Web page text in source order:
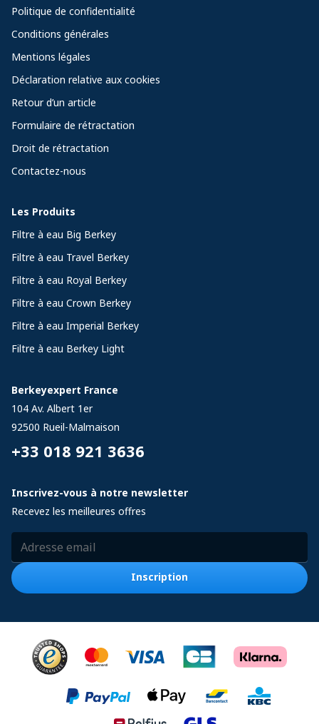
Politique de confidentialité
Conditions générales
Mentions légales
Déclaration relative aux cookies
Retour d’un article
Formulaire de rétractation
Droit de rétractation
Contactez-nous
Les Produits
Filtre à eau Big Berkey
Filtre à eau Travel Berkey
Filtre à eau Royal Berkey
Filtre à eau Crown Berkey
Filtre à eau Imperial Berkey
Filtre à eau Berkey Light
Berkeyexpert France
104 Av. Albert 1er
92500 Rueil-Malmaison
+33 018 921 3636
Inscrivez-vous à notre newsletter
Recevez les meilleures offres
Inscription